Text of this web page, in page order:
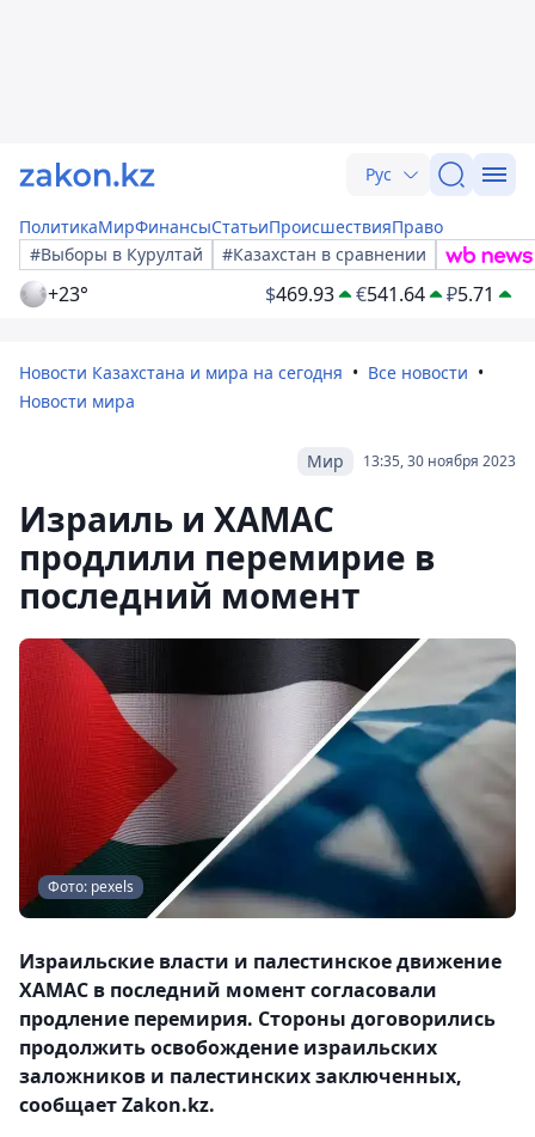
Рус
ПолитикаМирФинансыСтатьиПроисшествияПраво
#Выборы в Курултай
#Казахстан в сравнении
+23° $469.93 €541.64 ₽5.71
Новости Казахстана и мира на сегодня
Все новости
Новости мира
13:35, 30 ноября 2023
Мир
Израиль и ХАМАС
продлили перемирие в
последний момент
Фото: pexels
Израильские власти и палестинское движение
ХАМАС в последний момент согласовали
продление перемирия. Стороны договорились
продолжить освобождение израильских
заложников и палестинских заключенных,
сообщает Zakon.kz.